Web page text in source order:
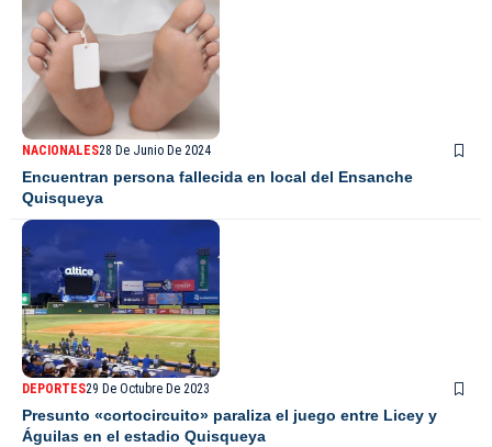
NACIONALES28 De Junio De 2024
Encuentran persona fallecida en local del Ensanche
Quisqueya
DEPORTES29 De Octubre De 2023
Presunto «cortocircuito» paraliza el juego entre Licey y
Águilas en el estadio Quisqueya